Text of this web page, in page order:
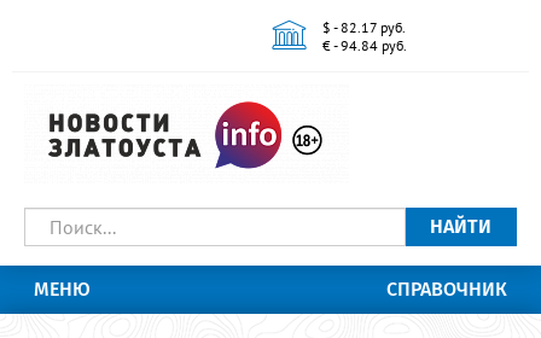
$ - 82.17 руб.
€ - 94.84 руб.
НАЙТИ
МЕНЮ СПРАВОЧНИК